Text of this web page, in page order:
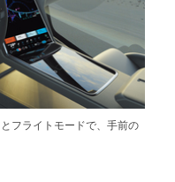
フライトモードで、手前の